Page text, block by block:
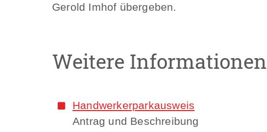
Gerold Imhof übergeben.
Weitere Informationen
Handwerkerparkausweis
Antrag und Beschreibung